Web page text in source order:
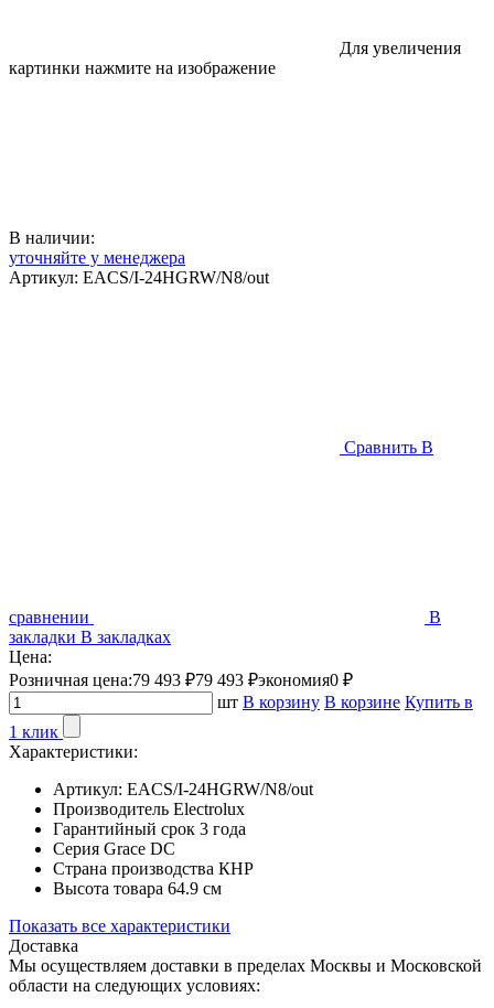
Для увеличения
картинки нажмите на изображение
В наличии:
уточняйте у менеджера
Артикул: EACS/I-24HGRW/N8/out
Сравнить В
сравнении
В
закладки В закладках
Цена:
Розничная цена:79 493 ₽79 493 ₽экономия0 ₽
шт В корзину В корзине Купить в
1 клик
Характеристики:
Артикул: EACS/I-24HGRW/N8/out
Производитель Electrolux
Гарантийный срок 3 года
Серия Grace DC
Страна производства КНР
Высота товара 64.9 см
Показать все характеристики
Доставка
Мы осуществляем доставки в пределах Москвы и Московской
области на следующих условиях: